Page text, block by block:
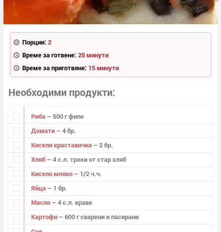
Порции: 2
Време за готвене: 25 минути
Време за приготвяне: 15 минути
Необходими продукти
Риба – 500 г филе
Домати – 4 бр.
Кисели краставички – 2 бр.
Хляб – 4 с.л. трохи от стар хляб
Кисело мляко – 1/2 ч.ч.
Яйца – 1 бр.
Масло – 4 с.л. краве
Картофи – 600 г сварени и пасирани